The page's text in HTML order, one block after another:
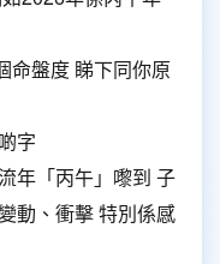
命盤度 睇下同你原
字
年「丙午」嚟到 子
動、衝擊 特別係感